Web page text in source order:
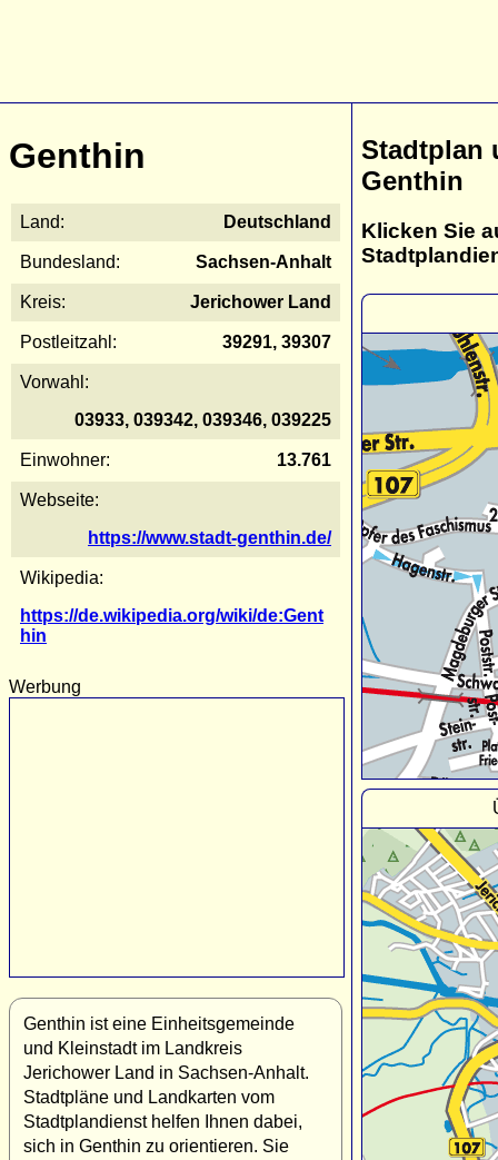
Genthin
Land: Deutschland
Bundesland: Sachsen-Anhalt
Kreis: Jerichower Land
Postleitzahl: 39291, 39307
Vorwahl:
03933, 039342, 039346, 039225
Einwohner: 13.761
Webseite:
https://www.stadt-genthin.de/
Wikipedia:
https://de.wikipedia.org/wiki/de:Gent
hin
Werbung
Genthin ist eine Einheitsgemeinde
und Kleinstadt im Landkreis
Jerichower Land in Sachsen-Anhalt.
Stadtpläne und Landkarten vom
Stadtplandienst helfen Ihnen dabei,
sich in Genthin zu orientieren. Sie
Stadtplan
Genthin
Klicken Sie